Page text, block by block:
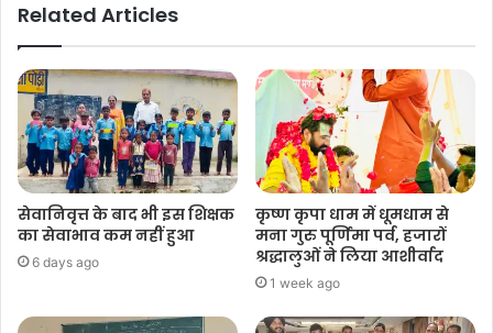
Related Articles
सेवानिवृत्त के बाद भी इस शिक्षक
का सेवाभाव कम नहीं हुआ
6 days ago
कृष्ण कृपा धाम में धूमधाम से
मना गुरु पूर्णिमा पर्व, हजारों
श्रद्धालुओं ने लिया आशीर्वाद
1 week ago